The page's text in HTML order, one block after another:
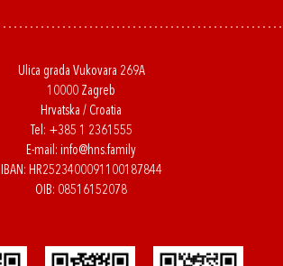
Ulica grada Vukovara 269A
10000 Zagreb
Hrvatska / Croatia
Tel: +385 1 2361555
E-mail: info@hns.family
IBAN: HR2523400091100187844
OIB: 08516152078